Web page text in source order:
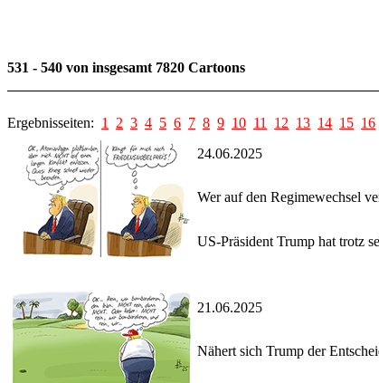
531 - 540 von insgesamt 7820 Cartoons
Ergebnisseiten: 1 2 3 4 5 6 7 8 9 10 11 12 13 14 15 16
24.06.2025
Wer auf den Regimewechsel
US-Präsident Trump hat trotz
21.06.2025
Nähert sich Trump der